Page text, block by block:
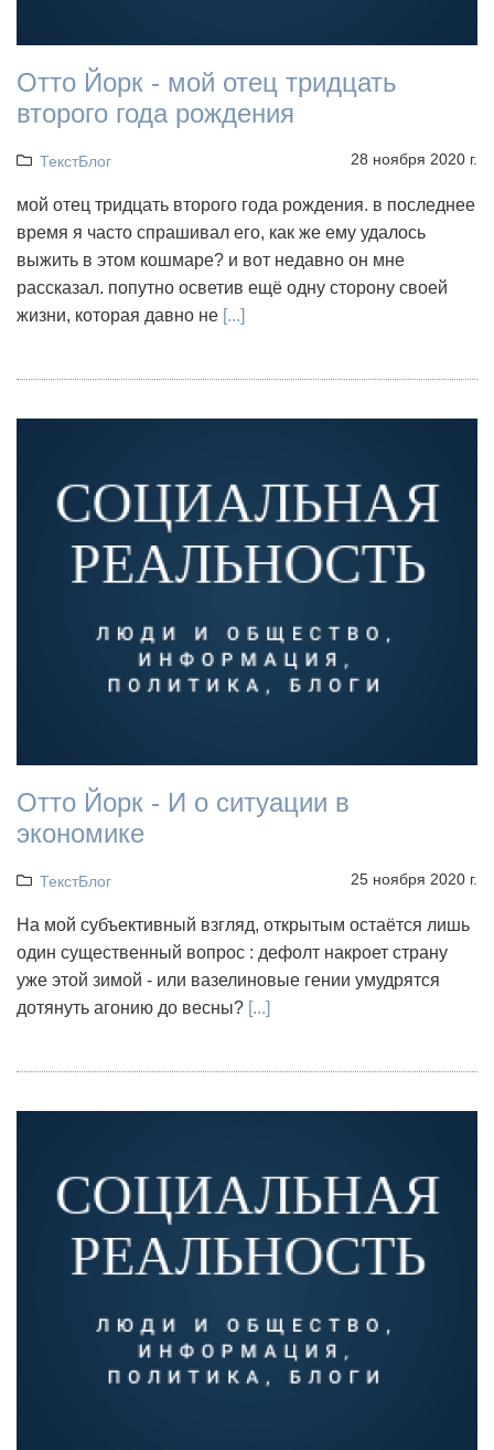
Отто Йорк - мой отец тридцать
второго года рождения
ТекстБлог 28 ноября 2020 г.
мой отец тридцать второго года рождения. в последнее
время я часто спрашивал его, как же ему удалось
выжить в этом кошмаре? и вот недавно он мне
рассказал. попутно осветив ещё одну сторону своей
жизни, которая давно не [...]
Отто Йорк - И о ситуации в
экономике
ТекстБлог 25 ноября 2020 г.
На мой субъективный взгляд, открытым остаётся лишь
один существенный вопрос : дефолт накроет страну
уже этой зимой - или вазелиновые гении умудрятся
дотянуть агонию до весны? [...]